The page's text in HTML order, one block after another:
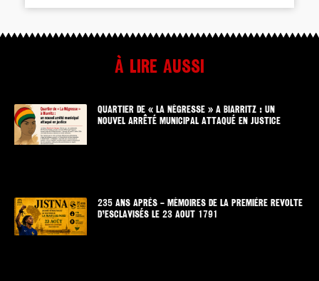
À lire aussi
QUARTIER DE « LA NÉGRESSE » A BIARRITZ : UN
NOUVEL ARRÊTÉ MUNICIPAL ATTAQUÉ EN JUSTICE
235 ANS APRÈS – MÉMOIRES DE LA PREMIÈRE REVOLTE
D’ESCLAVISÉS LE 23 AOUT 1791